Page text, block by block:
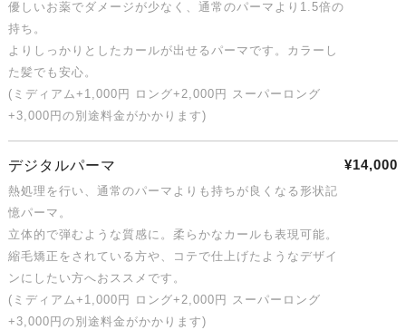
優しいお薬でダメージが少なく、通常のパーマより1.5倍の
持ち。
よりしっかりとしたカールが出せるパーマです。カラーし
た髪でも安心。
(ミディアム+1,000円 ロング+2,000円 スーパーロング
+3,000円の別途料金がかかります)
デジタルパーマ
熱処理を行い、通常のパーマよりも持ちが良くなる形状記
憶パーマ。
立体的で弾むような質感に。柔らかなカールも表現可能。
縮毛矯正をされている方や、コテで仕上げたようなデザイ
ンにしたい方へおススメです。
(ミディアム+1,000円 ロング+2,000円 スーパーロング
+3,000円の別途料金がかかります)
¥14,000